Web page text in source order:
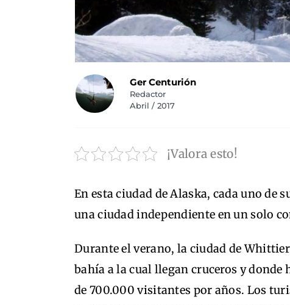
Ger Centurión
Redactor
Abril / 2017
¡Valora esto!
En esta ciudad de Alaska, cada uno de
una ciudad independiente en un solo
Durante el verano, la ciudad de
bahía a la cual llegan cruceros y
de 700.000 visitantes por años. Los